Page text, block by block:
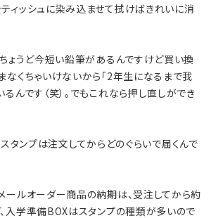
ィッシュに染み込ませて拭けばきれいに消
ょうど今短い鉛筆があるんですけど買い換
なくちゃいけないから「2年生になるまで我
るんです（笑）。でもこれなら押し直しができ
タンプは注文してからどのぐらいで届くんで
ールオーダー商品の納期は、受注してから約
入学準備BOXはスタンプの種類が多いので